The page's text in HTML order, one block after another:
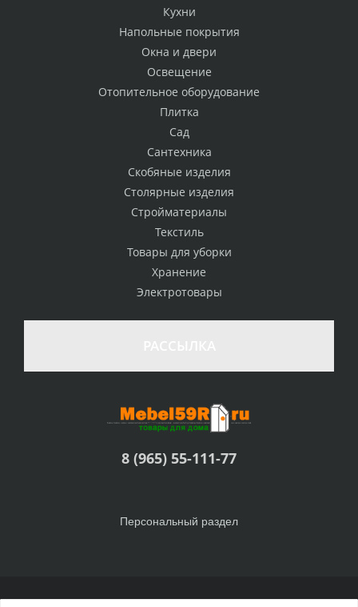
Кухни
Напольные покрытия
Окна и двери
Освещение
Отопительное оборудование
Плитка
Сад
Сантехника
Скобяные изделия
Столярные изделия
Стройматериалы
Текстиль
Товары для уборки
Хранение
Электротовары
8 (965) 55-111-77
Персональный раздел
© Интернет-магазин Товары для дома, 2010 - 2026